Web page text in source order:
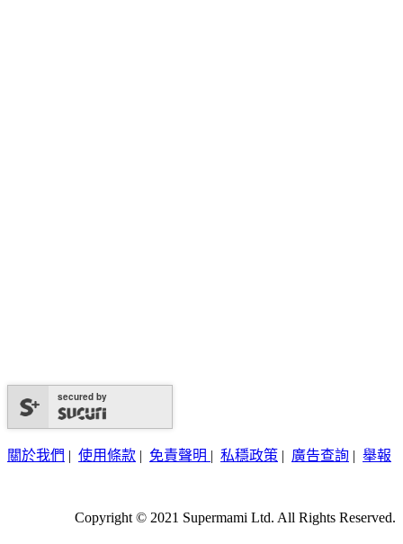
secured by
關於我們 | 使用條款 | 免責聲明 | 私穩政策 | 廣告查詢 | 舉報
Copyright © 2021 Supermami Ltd. All Rights Reserved.